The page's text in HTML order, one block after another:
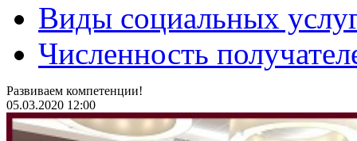
Виды социальных
Численность
Развиваем компетенции!
05.03.2020 12:00